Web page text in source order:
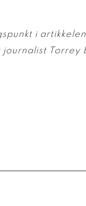
i
Torrey